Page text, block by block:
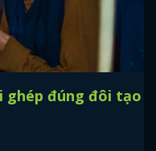
ghép đúng đôi tạo